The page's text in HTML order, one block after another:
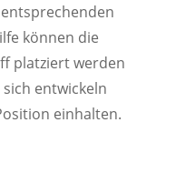
können die
platziert werden
entwickeln
einhalten.